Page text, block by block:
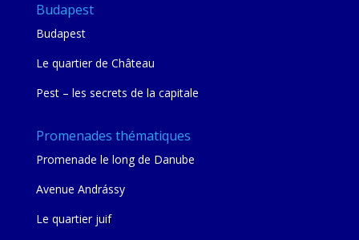
Budapest
Budapest
Le quartier de Château
Pest – les secrets de la capitale
Promenades thématiques
Promenade le long de Danube
Avenue Andrássy
Le quartier juif